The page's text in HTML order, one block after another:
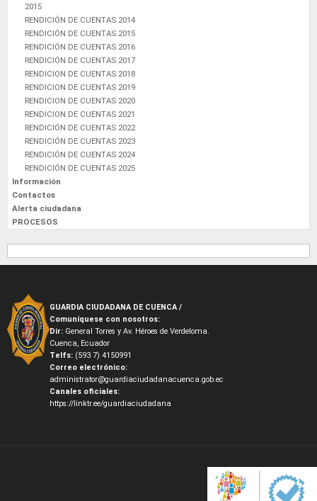
2015
RENDICIÓN DE CUENTAS 2014
RENDICIÓN DE CUENTAS 2015
RENDICIÓN DE CUENTAS 2016
RENDICIÓN DE CUENTAS 2017
RENDICION DE CUENTAS 2018
RENDICION DE CUENTAS 2019
RENDICION DE CUENTAS 2020
RENDICION DE CUENTAS 2021
RENDICIÓN DE CUENTAS 2022
RENDICIÓN DE CUENTAS 2023
RENDICIÓN DE CUENTAS 2024
RENDICIÓN DE CUENTAS 2025
Información
Contactos
Alerta ciudadana
PROCESOS
GUARDIA CIUDADANA DE CUENCA /
Comuníquese con nosotros:
Dir: General Torres y Av. Héroes de Verdeloma.
Cuenca, Ecuador
Telfs: (593 7) 4150991
Correo electrónico:
administrator@guardiaciudadanacuenca.gob.ec
Canales oficiales:
https://linktr.ee/guardiaciudadana